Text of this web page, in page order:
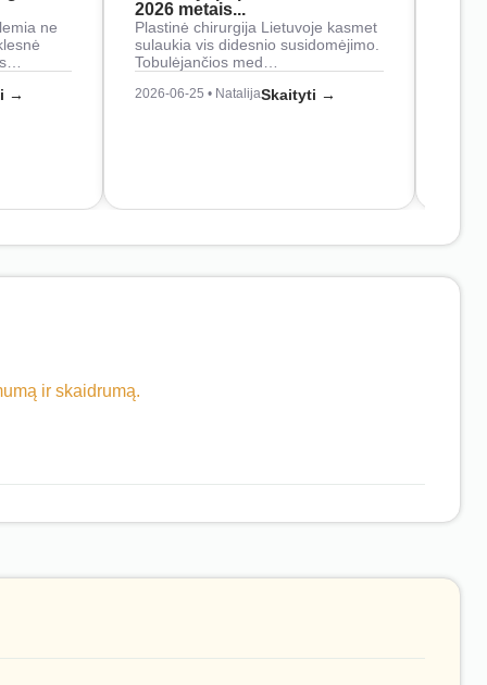
ne
→
2026 metais...
Plastinė chirurgija Lietuvoje kasmet
sulaukia vis didesnio susidomėjimo.
Tobulėjančios med…
2026-06-25 • NatalijaSkaityti →
ir skaidrumą.